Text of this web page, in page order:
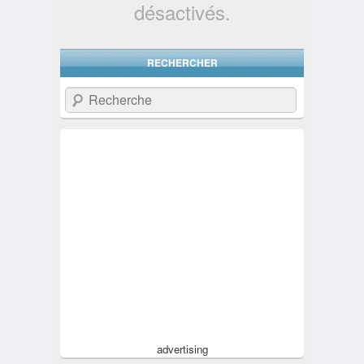
désactivés.
RECHERCHER
Recherche
advertising